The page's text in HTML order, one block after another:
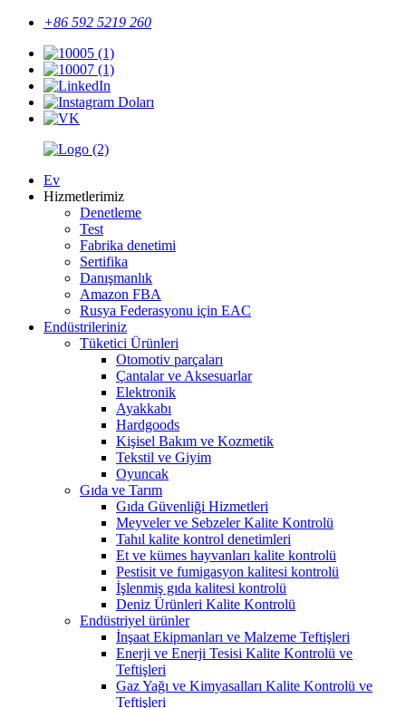
+86 592 5219 260
Ev
Hizmetlerimiz
Denetleme
Test
Fabrika denetimi
Sertifika
Danışmanlık
Amazon FBA
Rusya Federasyonu için EAC
Endüstrileriniz
Tüketici Ürünleri
Otomotiv parçaları
Çantalar ve Aksesuarlar
Elektronik
Ayakkabı
Hardgoods
Kişisel Bakım ve Kozmetik
Tekstil ve Giyim
Oyuncak
Gıda ve Tarım
Gıda Güvenliği Hizmetleri
Meyveler ve Sebzeler Kalite Kontrolü
Tahıl kalite kontrol denetimleri
Et ve kümes hayvanları kalite kontrolü
Pestisit ve fumigasyon kalitesi kontrolü
İşlenmiş gıda kalitesi kontrolü
Deniz Ürünleri Kalite Kontrolü
Endüstriyel ürünler
İnşaat Ekipmanları ve Malzeme Teftişleri
Enerji ve Enerji Tesisi Kalite Kontrolü ve
Teftişleri
Gaz Yağı ve Kimyasalları Kalite Kontrolü ve
Teftişleri